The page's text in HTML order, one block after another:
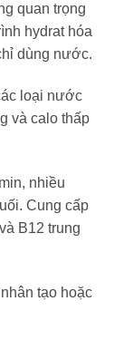
quan trọng
hydrat hóa
dùng nước.
loại nước
và calo thấp
nhiều
Cung cấp
B12 trung
tạo hoặc